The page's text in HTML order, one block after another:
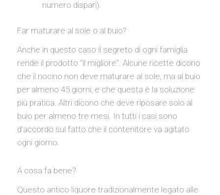
numero dispari).
Far maturare al sole o al buio?
Anche in questo caso il segreto di ogni famiglia
rende il prodotto “il migliore”. Alcune ricette dicono
che il nocino non deve maturare al sole, ma al buio
per almeno 45 giorni, e che questa è la soluzione
più pratica. Altri dicono che deve riposare solo al
buio per almeno tre mesi. In tutti i casi sono
d’accordo sul fatto che il contenitore va agitato
ogni giorno.
A cosa fa bene?
Questo antico liquore tradizionalmente legato alle